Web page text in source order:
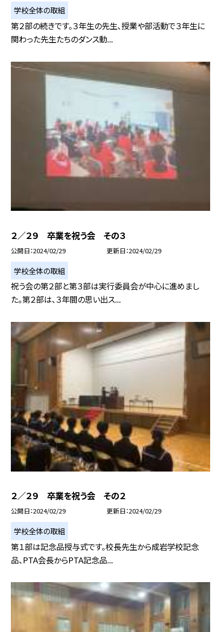
学校全体の取組
第２部の続きです。３年生の先生、授業や部活動で３年生に
関わった先生たちのダンス動...
２／２９ 卒業を祝う会 その３
公開日 2024/02/29 更新日 2024/02/29
学校全体の取組
祝う会の第２部と第３部は実行委員会が中心に進めまし
た。第２部は、３年間の思い出ス...
２／２９ 卒業を祝う会 その２
公開日 2024/02/29 更新日 2024/02/29
学校全体の取組
第１部は記念品授与式です。校長先生から成岩学校記念
品、PTA会長からPTA記念品...